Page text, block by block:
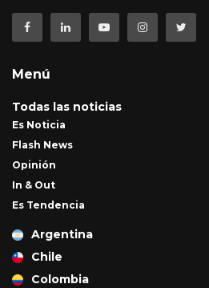
Menú
Todas las noticias
Es Noticia
Flash News
Opinión
In & Out
Es Tendencia
Argentina
Chile
Colombia